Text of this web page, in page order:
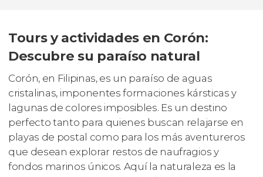
Tours y actividades en Corón:
Descubre su paraíso natural
Corón, en Filipinas, es un paraíso de aguas
cristalinas, imponentes formaciones kársticas y
lagunas de colores imposibles. Es un destino
perfecto tanto para quienes buscan relajarse en
playas de postal como para los más aventureros
que desean explorar restos de naufragios y
fondos marinos únicos. Aquí la naturaleza es la